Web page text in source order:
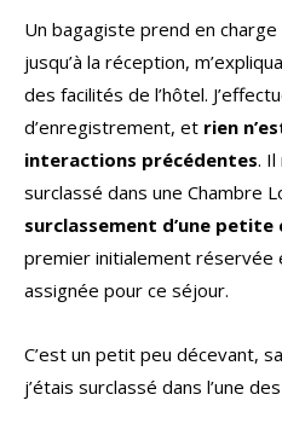
Un bagagiste prend en
jusqu’à la réception,
des facilités de l’hôtel.
d’enregistrement, et rien
interactions précédentes. Il
surclassé dans une Chambre
surclassement d’une
premier initialement réservée
assignée pour ce séjour.
C’est un petit peu décevant,
j’étais surclassé dans l’une